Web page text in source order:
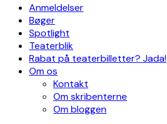
Anmeldelser
Bøger
Spotlight
Teaterblik
Rabat på teaterbilletter? Jada!
Om os
Kontakt
Om skribenterne
Om bloggen